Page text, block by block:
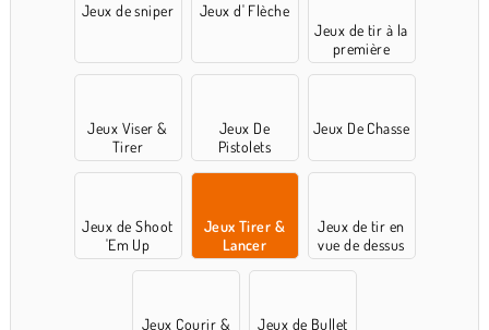
Jeux de sniper
Jeux d' Flèche
Jeux de tir à la
première
personne
Jeux Viser &
Tirer
Jeux De
Pistolets
Jeux De Chasse
Jeux de Shoot
'Em Up
Jeux Tirer &
Lancer
Jeux de tir en
vue de dessus
Jeux Courir &
Jeux de Bullet